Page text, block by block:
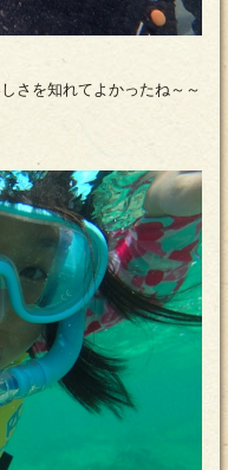
さを知れてよかったね～～